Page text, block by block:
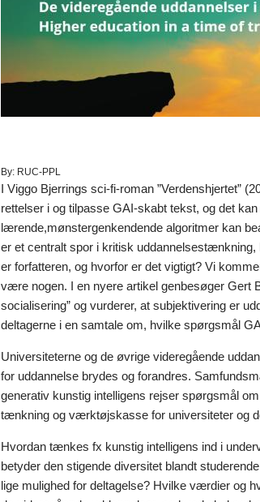
By:RUC-PPL
I Viggo Bjerrings sci-fi-roman ”Verdenshjertet”
rettelser i og tilpasse GAI-skabt tekst, og det
lærende,mønstergenkendende algoritmer kan
er et centralt spor i kritisk
er forfatteren, og hvorfor er det vigtigt? Vi
være nogen. I en nyere artikel genbesøger Gert
socialisering” og vurderer, at subjektivering er
deltagerne i en samtale om, hvilke spørgsmål
Universiteterne og de øvrige videregående
for uddannelse brydes og forandres.
generativ kunstig intelligens rejser spørgsmål
tænkning og værktøjskasse for universiteter og
Hvordan tænkes fx kunstig intelligens ind i
betyder den stigende diversitet blandt
lige mulighed for deltagelse? Hvilke værdier og